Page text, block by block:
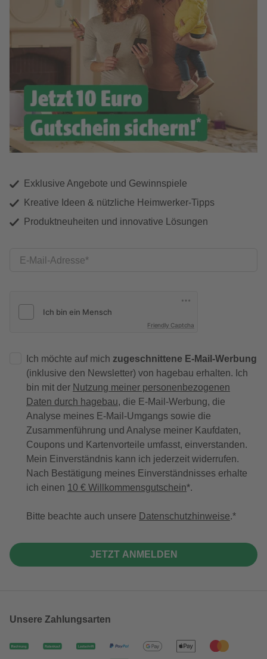
Exklusive Angebote und Gewinnspiele
Kreative Ideen & nützliche Heimwerker-Tipps
Produktneuheiten und innovative Lösungen
E-Mail-Adresse
Friendly Captcha
Ich möchte auf mich zugeschnittene E-Mail-Werbung
(inklusive den Newsletter) von hagebau erhalten. Ich
bin mit der Nutzung meiner personenbezogenen
Daten durch hagebau, die E-Mail-Werbung, die
Analyse meines E-Mail-Umgangs sowie die
Zusammenführung und Analyse meiner Kaufdaten,
Coupons und Kartenvorteile umfasst, einverstanden.
Mein Einverständnis kann ich jederzeit widerrufen.
Nach Bestätigung meines Einverständnisses erhalte
ich einen 10 € Willkommensgutschein*.
Bitte beachte auch unsere Datenschutzhinweise.
JETZT ANMELDEN
Unsere Zahlungsarten